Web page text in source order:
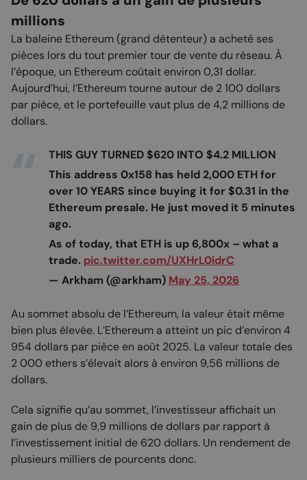
millions
La baleine Ethereum (grand détenteur) a acheté ses
pièces lors du tout premier tour de vente du réseau. À
l’époque, un Ethereum coûtait environ 0,31 dollar.
Aujourd’hui, l’Ethereum tourne autour de 2 100 dollars
par pièce, et le portefeuille vaut plus de 4,2 millions de
dollars.
THIS GUY TURNED $620 INTO $4.2 MILLION
This address 0x158 has held 2,000 ETH for
over 10 YEARS since buying it for $0.31 in the
Ethereum presale. He just moved it 5 minutes
ago.
As of today, that ETH is up 6,800x – what a
trade. pic.twitter.com/UXHrL0idrC
— Arkham (@arkham) May 25, 2026
Au sommet absolu de l’Ethereum, la valeur était même
bien plus élevée. L’Ethereum a atteint un pic d’environ 4
954 dollars par pièce en août 2025. La valeur totale des
2 000 ethers s’élevait alors à environ 9,56 millions de
dollars.
Cela signifie qu’au sommet, l’investisseur affichait un
gain de plus de 9,9 millions de dollars par rapport à
l’investissement initial de 620 dollars. Un rendement de
plusieurs milliers de pourcents donc.